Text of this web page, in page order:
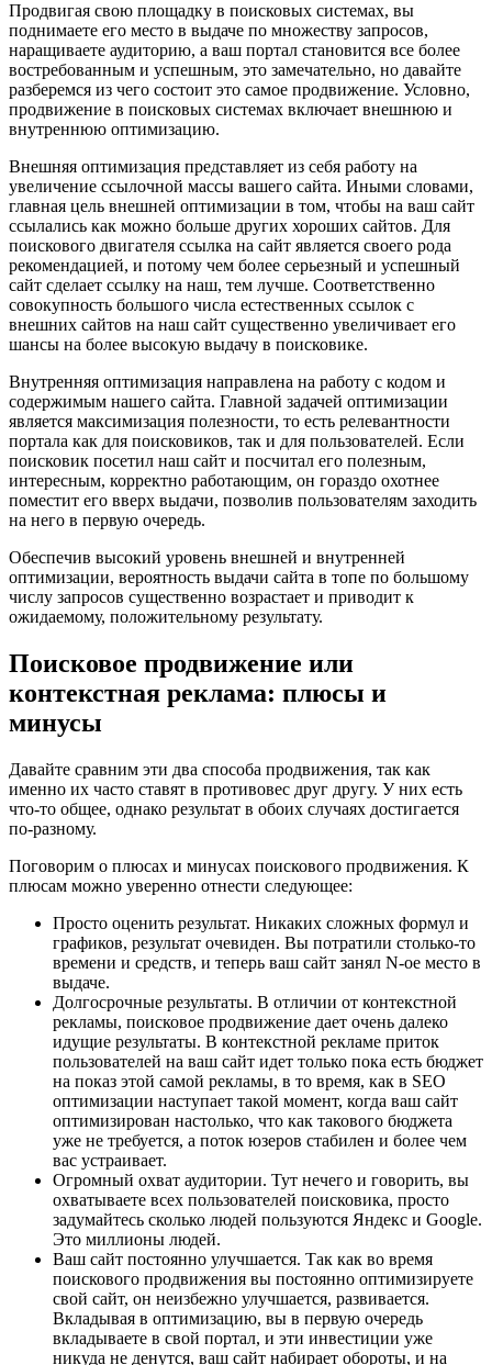
Продвигая свою площадку в поисковых системах, вы
поднимаете его место в выдаче по множеству запросов,
наращиваете аудиторию, а ваш портал становится все более
востребованным и успешным, это замечательно, но давайте
разберемся из чего состоит это самое продвижение. Условно,
продвижение в поисковых системах включает внешнюю и
внутреннюю оптимизацию.
Внешняя оптимизация представляет из себя работу на
увеличение ссылочной массы вашего сайта. Иными словами,
главная цель внешней оптимизации в том, чтобы на ваш сайт
ссылались как можно больше других хороших сайтов. Для
поискового двигателя ссылка на сайт является своего рода
рекомендацией, и потому чем более серьезный и успешный
сайт сделает ссылку на наш, тем лучше. Соответственно
совокупность большого числа естественных ссылок с
внешних сайтов на наш сайт существенно увеличивает его
шансы на более высокую выдачу в поисковике.
Внутренняя оптимизация направлена на работу с кодом и
содержимым нашего сайта. Главной задачей оптимизации
является максимизация полезности, то есть релевантности
портала как для поисковиков, так и для пользователей. Если
поисковик посетил наш сайт и посчитал его полезным,
интересным, корректно работающим, он гораздо охотнее
поместит его вверх выдачи, позволив пользователям заходить
на него в первую очередь.
Обеспечив высокий уровень внешней и внутренней
оптимизации, вероятность выдачи сайта в топе по большому
числу запросов существенно возрастает и приводит к
ожидаемому, положительному результату.
Поисковое продвижение или
контекстная реклама: плюсы и
минусы
Давайте сравним эти два способа продвижения, так как
именно их часто ставят в противовес друг другу. У них есть
что-то общее, однако результат в обоих случаях достигается
по-разному.
Поговорим о плюсах и минусах поискового продвижения. К
плюсам можно уверенно отнести следующее:
Просто оценить результат. Никаких сложных формул и
графиков, результат очевиден. Вы потратили столько-то
времени и средств, и теперь ваш сайт занял N-ое место в
выдаче.
Долгосрочные результаты. В отличии от контекстной
рекламы, поисковое продвижение дает очень далеко
идущие результаты. В контекстной рекламе приток
пользователей на ваш сайт идет только пока есть бюджет
на показ этой самой рекламы, в то время, как в SEO
оптимизации наступает такой момент, когда ваш сайт
оптимизирован настолько, что как такового бюджета
уже не требуется, а поток юзеров стабилен и более чем
вас устраивает.
Огромный охват аудитории. Тут нечего и говорить, вы
охватываете всех пользователей поисковика, просто
задумайтесь сколько людей пользуются Яндекс и Google.
Это миллионы людей.
Ваш сайт постоянно улучшается. Так как во время
поискового продвижения вы постоянно оптимизируете
свой сайт, он неизбежно улучшается, развивается.
Вкладывая в оптимизацию, вы в первую очередь
вкладываете в свой портал, и эти инвестиции уже
никуда не денутся, ваш сайт набирает обороты, и на